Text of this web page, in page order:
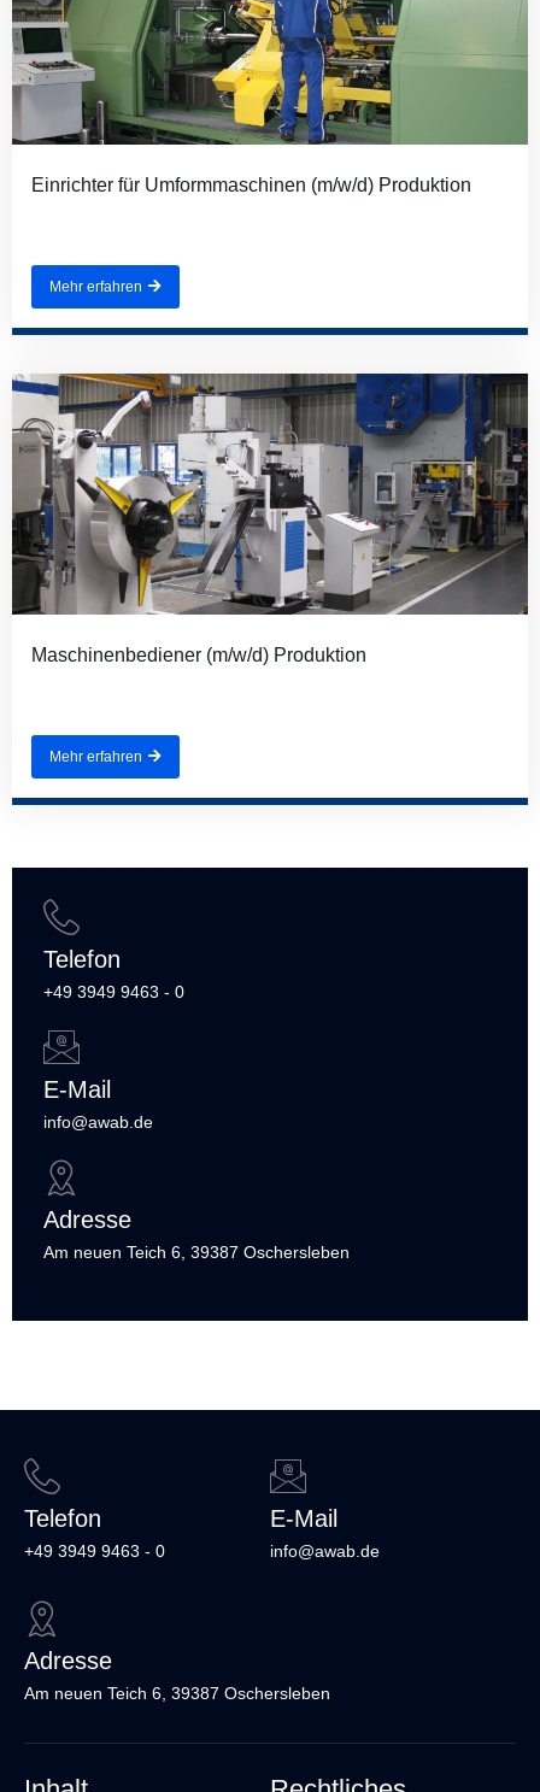
Einrichter für Umformmaschinen (m/w/d) Produktion
Mehr erfahren
Maschinenbediener (m/w/d) Produktion
Mehr erfahren
Telefon
+49 3949 9463 - 0
E-Mail
info@awab.de
Adresse
Am neuen Teich 6, 39387 Oschersleben
Telefon
+49 3949 9463 - 0
E-Mail
info@awab.de
Adresse
Am neuen Teich 6, 39387 Oschersleben